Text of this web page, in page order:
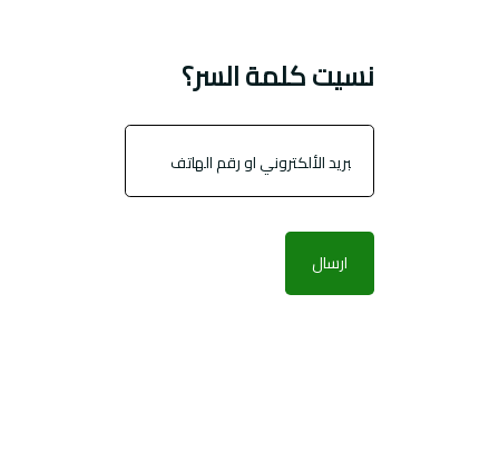
نسيت كلمة السر؟
ارسال